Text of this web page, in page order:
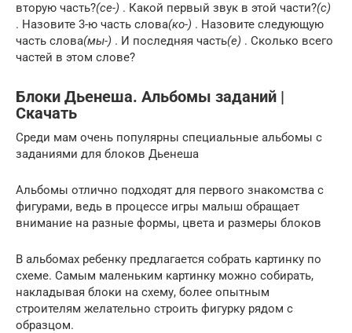
вторую часть?(се-) . Какой первый звук в этой части?(с)
. Назовите 3-ю часть слова(ко-) . Назовите следующую
часть слова(мы-) . И последняя часть(е) . Сколько всего
частей в этом слове?
Блоки Дьенеша. Альбомы заданий |
Скачать
Среди мам очень популярны специальные альбомы с
заданиями для блоков Дьенеша
Альбомы отлично подходят для первого знакомства с
фигурами, ведь в процессе игры малыш обращает
внимание на разные формы, цвета и размеры блоков
В альбомах ребенку предлагается собрать картинку по
схеме. Самым маленьким картинку можно собирать,
накладывая блоки на схему, более опытным
строителям желательно строить фигурку рядом с
образцом.